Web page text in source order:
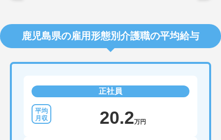
鹿児島県の雇用形態別介護職の平均給与
正社員
20.2万円